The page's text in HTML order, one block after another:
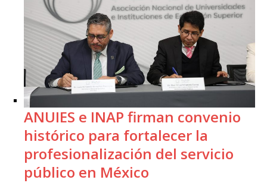
ANUIES e INAP firman convenio
histórico para fortalecer la
profesionalización del servicio
público en México